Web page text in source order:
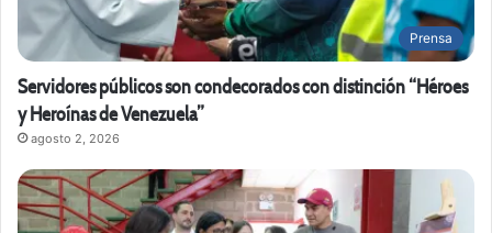
Prensa
Servidores públicos son condecorados con distinción “Héroes
y Heroínas de Venezuela”
agosto 2, 2026